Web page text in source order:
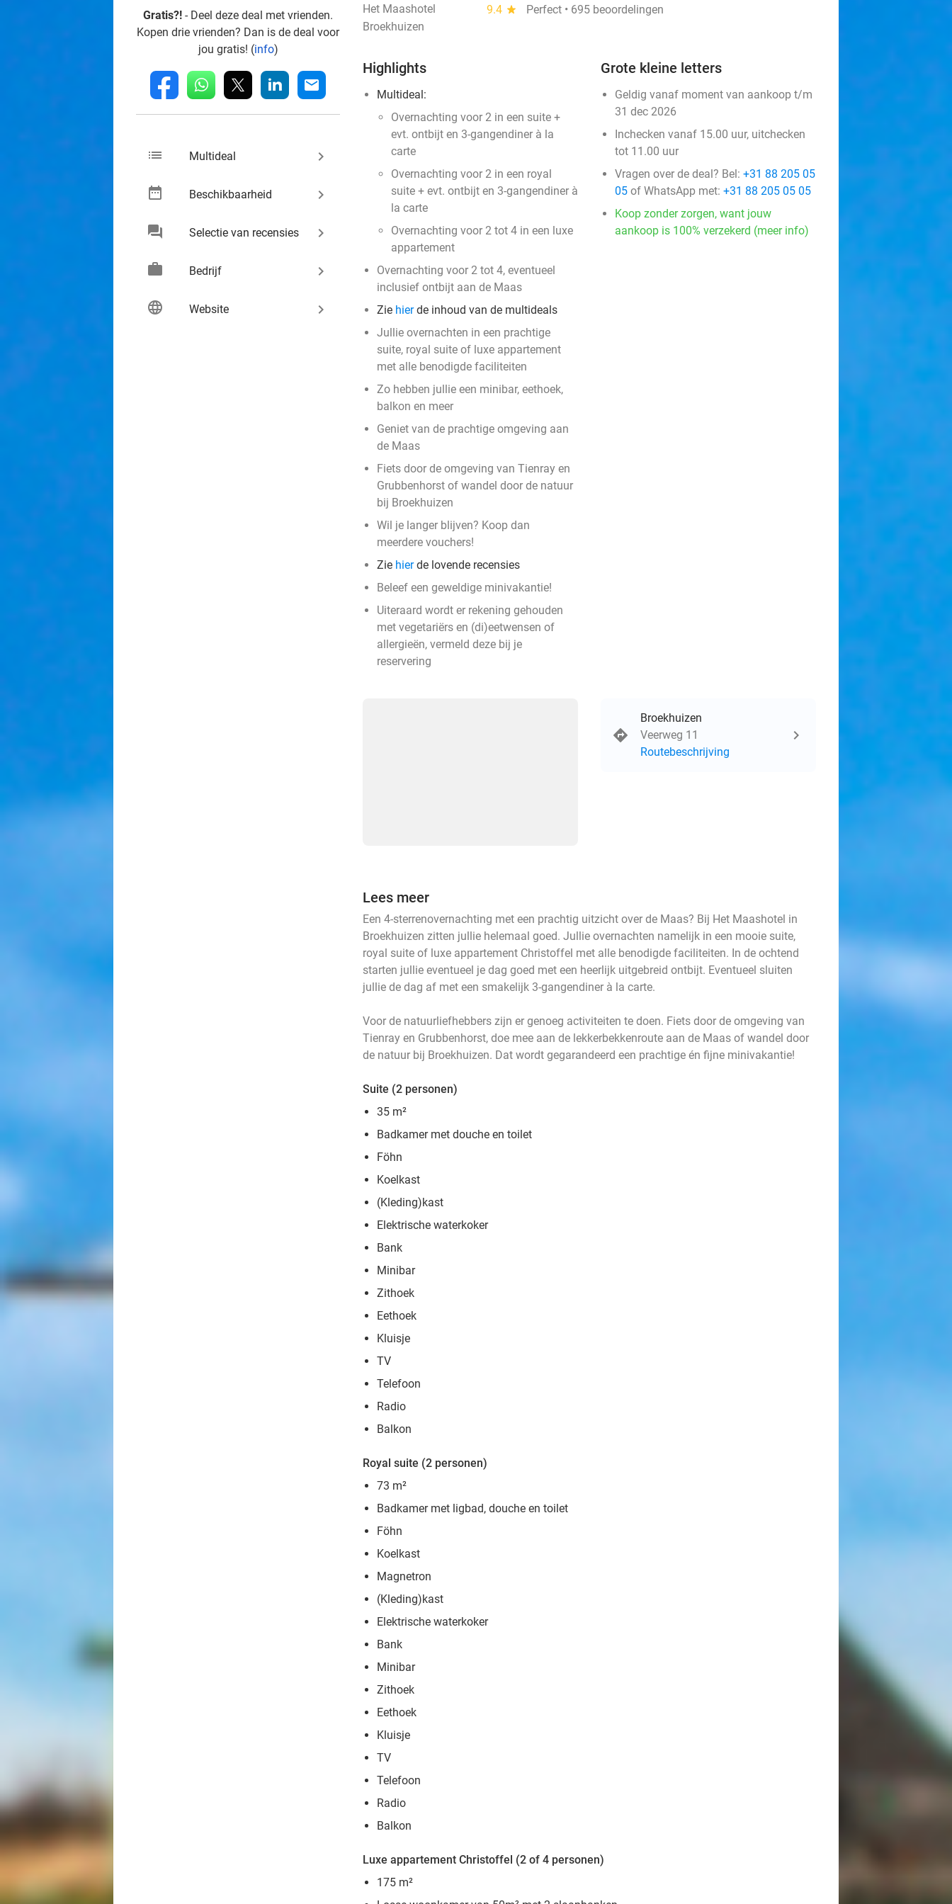
Gratis?! - Deel deze deal met vrienden.
Kopen drie vrienden? Dan is de deal voor
jou gratis! (info)
fb whatsapp linkedin mail
list Multideal keyboard_arrow_right
date_range Beschikbaarheid keyboard_arrow_right
chat Selectie van recensies keyboard_arrow_right
work Bedrijf keyboard_arrow_right
language Website keyboard_arrow_right
Het Maashotel 9.4 star
Perfect • 695 beoordelingen
Broekhuizen
Highlights
Multideal:
Overnachting voor 2 in een suite +
evt. ontbijt en 3-gangendiner à la
carte
Overnachting voor 2 in een royal
suite + evt. ontbijt en 3-gangendiner à
la carte
Overnachting voor 2 tot 4 in een luxe
appartement
Overnachting voor 2 tot 4, eventueel
inclusief ontbijt aan de Maas
Zie hierde inhoud van de multideals
Jullie overnachten in een prachtige
suite, royal suite of luxe appartement
met alle benodigde faciliteiten
Zo hebben jullie een minibar, eethoek,
balkon en meer
Geniet van de prachtige omgeving aan
de Maas
Fiets door de omgeving van Tienray en
Grubbenhorst of wandel door de natuur
bij Broekhuizen
Wil je langer blijven? Koop dan
meerdere vouchers!
Zie hierde lovende recensies
Beleef een geweldige minivakantie!
Uiteraard wordt er rekening gehouden
met vegetariërs en (di)eetwensen of
allergieën, vermeld deze bij je
reservering
Grote kleine letters
Geldig vanaf moment van aankoop t/m
31 dec 2026
Inchecken vanaf 15.00 uur, uitchecken
tot 11.00 uur
Vragen over de deal? Bel: +31 88 205 05
05 of WhatsApp met: +31 88 205 05 05
Koop zonder zorgen, want jouw
aankoop is 100% verzekerd (meer info)
Broekhuizen
Veerweg 11
Routebeschrijving
Lees meer
Een 4-sterrenovernachting met een prachtig uitzicht over de Maas? Bij Het Maashotel in
Broekhuizen zitten jullie helemaal goed. Jullie overnachten namelijk in een mooie suite,
royal suite of luxe appartement Christoffel met alle benodigde faciliteiten. In de ochtend
starten jullie eventueel je dag goed met een heerlijk uitgebreid ontbijt. Eventueel sluiten
jullie de dag af met een smakelijk 3-gangendiner à la carte.
Voor de natuurliefhebbers zijn er genoeg activiteiten te doen. Fiets door de omgeving van
Tienray en Grubbenhorst, doe mee aan de lekkerbekkenroute aan de Maas of wandel door
de natuur bij Broekhuizen. Dat wordt gegarandeerd een prachtige én fijne minivakantie!
Suite (2 personen)
35 m²
Badkamer met douche en toilet
Föhn
Koelkast
(Kleding)kast
Elektrische waterkoker
Bank
Minibar
Zithoek
Eethoek
Kluisje
TV
Telefoon
Radio
Balkon
Royal suite (2 personen)
73 m²
Badkamer met ligbad, douche en toilet
Föhn
Koelkast
Magnetron
(Kleding)kast
Elektrische waterkoker
Bank
Minibar
Zithoek
Eethoek
Kluisje
TV
Telefoon
Radio
Balkon
Luxe appartement Christoffel (2 of 4 personen)
175 m²